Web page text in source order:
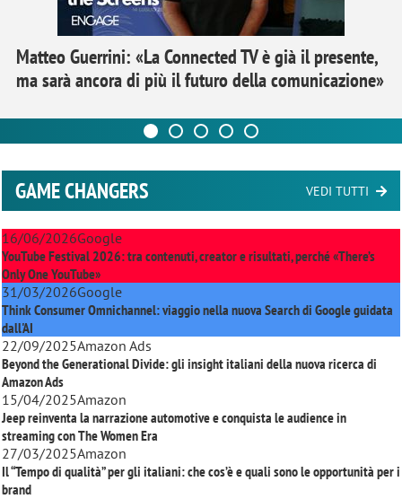
Matteo Guerrini: «La Connected TV è già il presente,
ma sarà ancora di più il futuro della comunicazione»
GAME CHANGERS VEDI TUTTI
16/06/2026Google
YouTube Festival 2026: tra contenuti, creator e risultati, perché «There’s
Only One YouTube»
31/03/2026Google
Think Consumer Omnichannel: viaggio nella nuova Search di Google guidata
dall'AI
22/09/2025Amazon Ads
Beyond the Generational Divide: gli insight italiani della nuova ricerca di
Amazon Ads
15/04/2025Amazon
Jeep reinventa la narrazione automotive e conquista le audience in
streaming conThe Women Era
27/03/2025Amazon
Il “Tempo di qualità” per gli italiani: che cos’è e quali sono le opportunità per i
brand